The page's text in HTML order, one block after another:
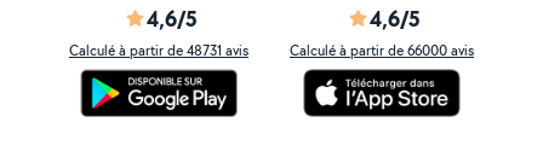
4,6/5
Calculé à partir de 48731 avis
4,6/5
Calculé à partir de 66000 avis